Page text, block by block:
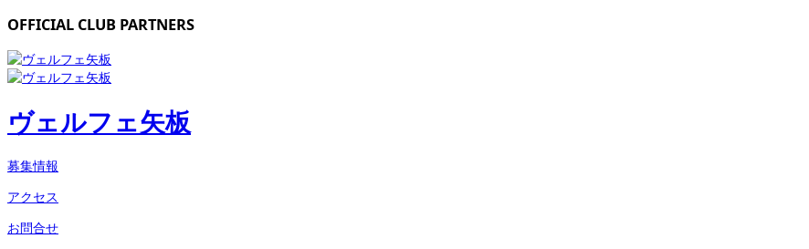
OFFICIAL CLUB PARTNERS
ヴェルフェ矢板
募集情報
アクセス
お問合せ